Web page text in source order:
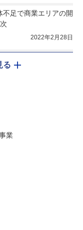
不足で商業エリアの開
2022年2月28日
る
業